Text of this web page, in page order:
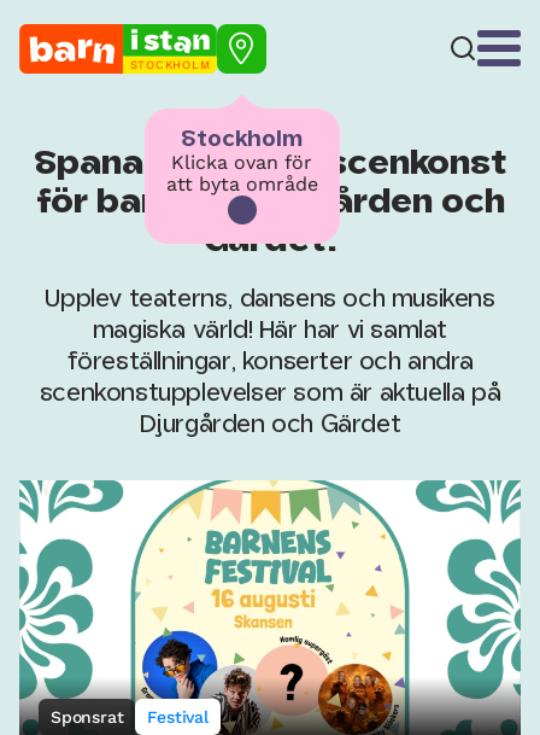
STOCKHOLM
Stockholm
Klicka ovan för
att byta område
Spana in all rolig scenkonst
för barn på Djurgården och
Gärdet.
Upplev teaterns, dansens och musikens
magiska värld! Här har vi samlat
föreställningar, konserter och andra
scenkonstupplevelser som är aktuella på
Djurgården och Gärdet
Sponsrat Festival